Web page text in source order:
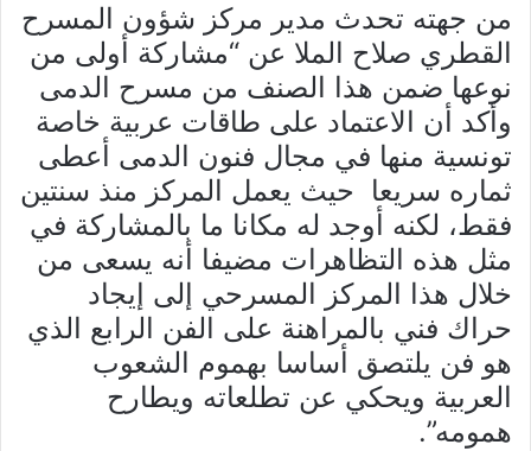
من جهته تحدث مدير مركز شؤون المسرح
القطري صلاح الملا عن “مشاركة أولى من
نوعها ضمن هذا الصنف من مسرح الدمى
وأكد أن الاعتماد على طاقات عربية خاصة
تونسية منها في مجال فنون الدمى أعطى
ثماره سريعا حيث يعمل المركز منذ سنتين
فقط، لكنه أوجد له مكانا ما بالمشاركة في
مثل هذه التظاهرات مضيفا أنه يسعى من
خلال هذا المركز المسرحي إلى إيجاد
حراك فني بالمراهنة على الفن الرابع الذي
هو فن يلتصق أساسا بهموم الشعوب
العربية ويحكي عن تطلعاته ويطارح
همومه”.